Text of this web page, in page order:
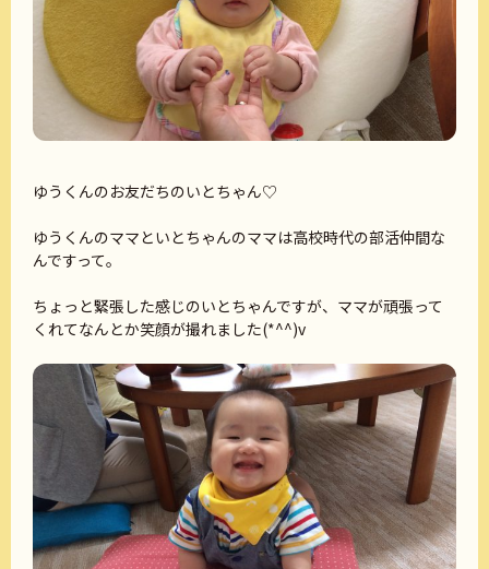
ゆうくんのお友だちのいとちゃん♡
ゆうくんのママといとちゃんのママは高校時代の部活仲間な
んですって。
ちょっと緊張した感じのいとちゃんですが、ママが頑張って
くれてなんとか笑顔が撮れました(*^^)v